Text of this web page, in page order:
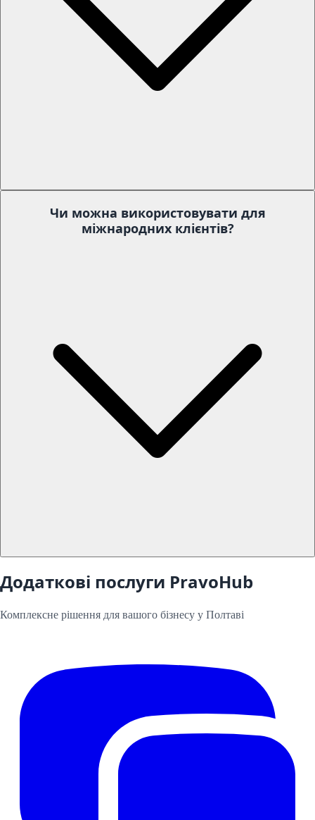
Чи можна використовувати для
міжнародних клієнтів?
Додаткові послуги PravoHub
Комплексне рішення для вашого бізнесу у Полтаві